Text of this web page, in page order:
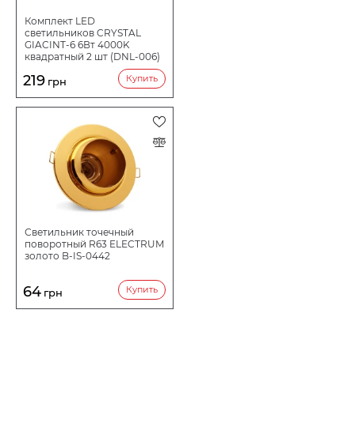
Комплект LED
светильников CRYSTAL
GIACINT-6 6Вт 4000K
квадратный 2 шт (DNL-006)
219 грн Купить
Светильник точечный
поворотный R63 ELECTRUM
золото B-IS-0442
64 грн Купить